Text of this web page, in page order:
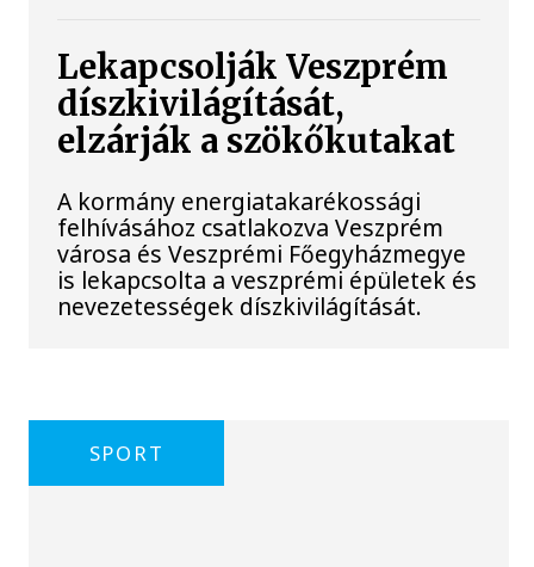
Lekapcsolják Veszprém
díszkivilágítását,
elzárják a szökőkutakat
A kormány energiatakarékossági
felhívásához csatlakozva Veszprém
városa és Veszprémi Főegyházmegye
is lekapcsolta a veszprémi épületek és
nevezetességek díszkivilágítását.
SPORT